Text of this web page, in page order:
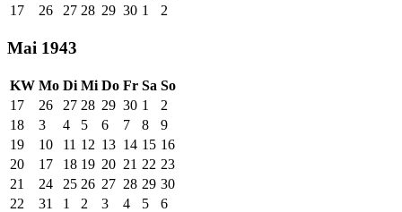
17
26 27 28 29 30 1 2
Mai 1943
KW Mo Di Mi Do Fr Sa So
17
26 27 28 29 30 1
2
18
3 4 5 6 7 8
9
19
10 11 12 13 14 15 16
20
17 18 19 20 21 22 23
21
24 25 26 27 28 29 30
22
31 1 2 3 4 5 6